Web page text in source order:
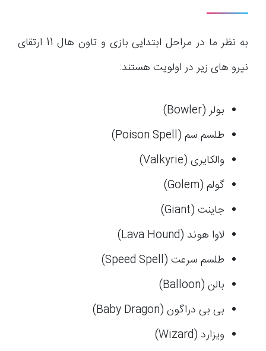
به نظر ما در مراحل ابتدایی بازی و تاون هال 11 ارتقای
نیرو های زیر در اولویت هستند:
بولر (Bowler)
طلسم سم (Poison Spell)
والکایری (Valkyrie)
گولم (Golem)
جاینت (Giant)
لاوا هوند (Lava Hound)
طلسم سرعت (Speed Spell)
بالن (Balloon)
بی بی دراگون (Baby Dragon)
ویزارد (Wizard)